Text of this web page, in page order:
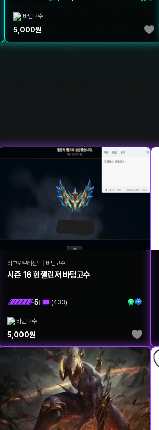
바텀고수
5,000원
리그오브레전드| 바텀고수
시즌 16 현챌린저 바텀고수
5| (433)
바텀고수
5,000원